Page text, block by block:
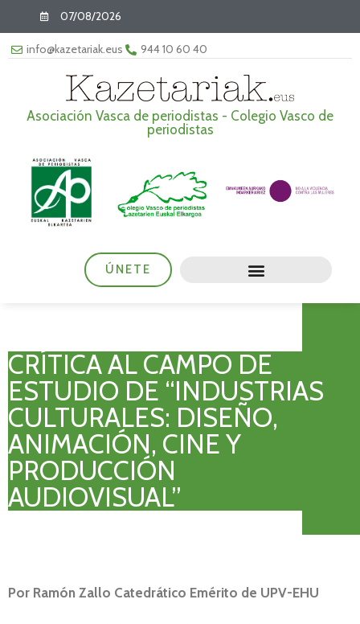
07/08/2026
info@kazetariak.eus 944 10 60 40
Asociación Vasca de periodistas - Colegio Vasco de
periodistas
ÚNETE
CRÍTICA AL CAMPO DE
ESTUDIO DE “INDUSTRIAS
CULTURALES: DISEÑO,
ANIMACIÓN, CINE Y
PRODUCCIÓN
AUDIOVISUAL”
Por Ramón Zallo Catedrático Emérito de UPV-EHU